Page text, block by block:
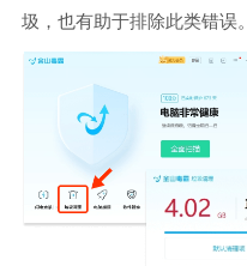
圾，也有助于排除此类错误。